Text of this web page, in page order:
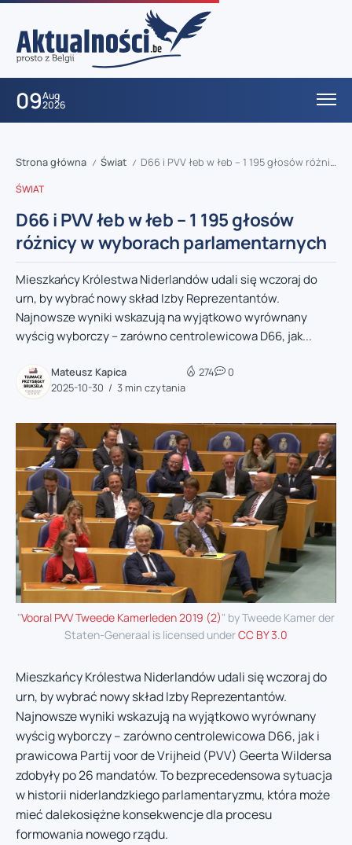
09Aug
2026
Strona główna / Świat / D66 i PVV łeb w łeb – 1 195 głosów różnicy w wyborach parlamentarnych
ŚWIAT
D66 i PVV łeb w łeb – 1 195 głosów
różnicy w wyborach parlamentarnych
Mieszkańcy Królestwa Niderlandów udali się wczoraj do
urn, by wybrać nowy skład Izby Reprezentantów.
Najnowsze wyniki wskazują na wyjątkowo wyrównany
wyścig wyborczy – zarówno centrolewicowa D66, jak...
Mateusz Kapica
2025-10-30
3 min czytania
274 0
"Vooral PVV Tweede Kamerleden 2019 (2)" by Tweede Kamer der
Staten-Generaal is licensed underCC BY 3.0
Mieszkańcy Królestwa Niderlandów udali się wczoraj do
urn, by wybrać nowy skład Izby Reprezentantów.
Najnowsze wyniki wskazują na wyjątkowo wyrównany
wyścig wyborczy – zarówno centrolewicowa D66, jak i
prawicowa Partij voor de Vrijheid (PVV) Geerta Wildersa
zdobyły po 26 mandatów. To bezprecedensowa sytuacja
w historii niderlandzkiego parlamentaryzmu, która może
mieć dalekosiężne konsekwencje dla procesu
formowania nowego rządu.